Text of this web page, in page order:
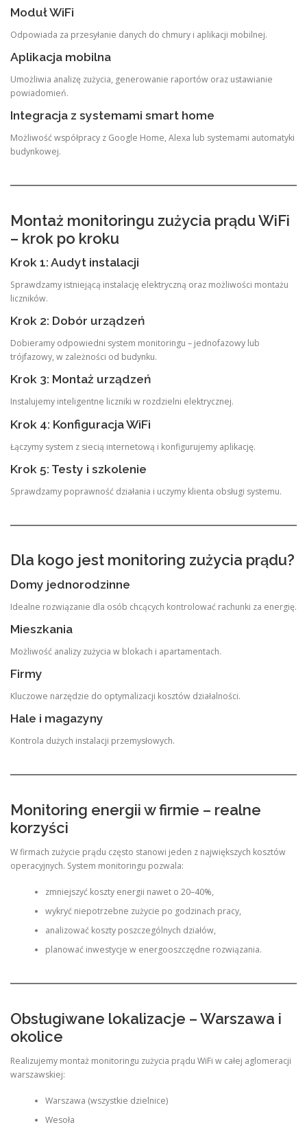
Moduł WiFi
Odpowiada za przesyłanie danych do chmury i aplikacji mobilnej.
Aplikacja mobilna
Umożliwia analizę zużycia, generowanie raportów oraz ustawianie
powiadomień.
Integracja z systemami smart home
Możliwość współpracy z Google Home, Alexa lub systemami automatyki
budynkowej.
Montaż monitoringu zużycia prądu WiFi
– krok po kroku
Krok 1: Audyt instalacji
Sprawdzamy istniejącą instalację elektryczną oraz możliwości montażu
liczników.
Krok 2: Dobór urządzeń
Dobieramy odpowiedni system monitoringu – jednofazowy lub
trójfazowy, w zależności od budynku.
Krok 3: Montaż urządzeń
Instalujemy inteligentne liczniki w rozdzielni elektrycznej.
Krok 4: Konfiguracja WiFi
Łączymy system z siecią internetową i konfigurujemy aplikację.
Krok 5: Testy i szkolenie
Sprawdzamy poprawność działania i uczymy klienta obsługi systemu.
Dla kogo jest monitoring zużycia prądu?
Domy jednorodzinne
Idealne rozwiązanie dla osób chcących kontrolować rachunki za energię.
Mieszkania
Możliwość analizy zużycia w blokach i apartamentach.
Firmy
Kluczowe narzędzie do optymalizacji kosztów działalności.
Hale i magazyny
Kontrola dużych instalacji przemysłowych.
Monitoring energii w firmie – realne
korzyści
W firmach zużycie prądu często stanowi jeden z największych kosztów
operacyjnych. System monitoringu pozwala:
zmniejszyć koszty energii nawet o 20–40%,
wykryć niepotrzebne zużycie po godzinach pracy,
analizować koszty poszczególnych działów,
planować inwestycje w energooszczędne rozwiązania.
Obsługiwane lokalizacje – Warszawa i
okolice
Realizujemy montaż monitoringu zużycia prądu WiFi w całej aglomeracji
warszawskiej:
Warszawa (wszystkie dzielnice)
Wesoła